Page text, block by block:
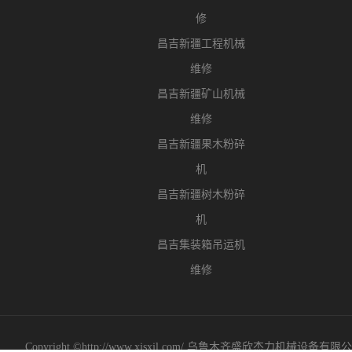
修
昌吉新疆工程机械
维修
昌吉新疆矿山机械
维修
昌吉新疆果木粉碎
机
昌吉新疆树木粉碎
机
昌吉集装箱吊运机
维修
Copyright ©http://www.xjsxjl.com/ 乌鲁木齐盛欣杰力机械设备有限